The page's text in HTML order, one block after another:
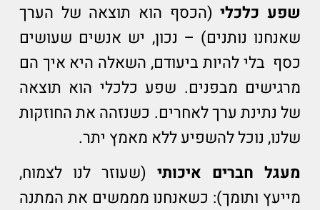
שפע כלכלי(הכסף הוא תוצאה של הערך
שאנחנו נותנים) – נכון, יש אנשים שעושים
כסף בלי להיות ביעודם, השאלה היא איך הם
מרגישים מבפנים. שפע כלכלי הוא תוצאה
של נתינת ערך לאחרים. כשנזהה את החוזקות
שלנו, נוכל להשפיע ללא מאמץ יתר.
מעגל חברים איכותי(שעוזר לנו לצמוח,
מייעץ ותומך): כשאנחנו מממשים את המתנה